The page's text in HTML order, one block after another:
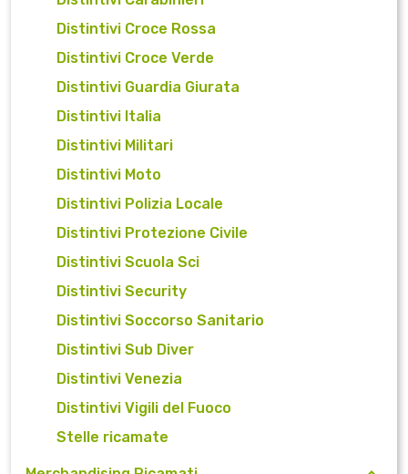
Distintivi Croce Rossa
Distintivi Croce Verde
Distintivi Guardia Giurata
Distintivi Italia
Distintivi Militari
Distintivi Moto
Distintivi Polizia Locale
Distintivi Protezione Civile
Distintivi Scuola Sci
Distintivi Security
Distintivi Soccorso Sanitario
Distintivi Sub Diver
Distintivi Venezia
Distintivi Vigili del Fuoco
Stelle ricamate